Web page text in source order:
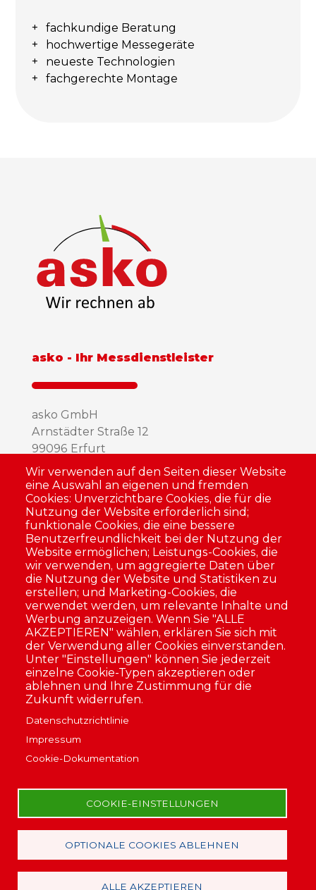
fachkundige Beratung
hochwertige Messegeräte
neueste Technologien
fachgerechte Montage
asko - Ihr Messdienstleister
asko GmbH
Arnstädter Straße 12
99096 Erfurt
Fon: 0361 / 347 66 30
Fax: 0361 / 347 66 37
E-Mail: info@asko24.de
Zu Google Maps
Unsere Dienstleistungen für Sie
Energieausweis
Geräteservice
Legionellenprüfung
Onlineservice
Rauchmelder
Abrechnungsservice
© 2021 asko GmbH
Wir verwenden auf den Seiten dieser Website
eine Auswahl an eigenen und fremden
Cookies: Unverzichtbare Cookies, die für die
Nutzung der Website erforderlich sind;
funktionale Cookies, die eine bessere
Benutzerfreundlichkeit bei der Nutzung der
Website ermöglichen; Leistungs-Cookies, die
wir verwenden, um aggregierte Daten über
die Nutzung der Website und Statistiken zu
erstellen; und Marketing-Cookies, die
verwendet werden, um relevante Inhalte und
Werbung anzuzeigen. Wenn Sie "ALLE
AKZEPTIEREN" wählen, erklären Sie sich mit
der Verwendung aller Cookies einverstanden.
Unter "Einstellungen" können Sie jederzeit
einzelne Cookie-Typen akzeptieren oder
ablehnen und Ihre Zustimmung für die
Zukunft widerrufen.
Datenschutzrichtlinie
Impressum
Cookie-Dokumentation
COOKIE-EINSTELLUNGEN
OPTIONALE COOKIES ABLEHNEN
ALLE AKZEPTIEREN
AGB